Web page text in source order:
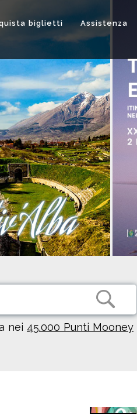
biglietti Assistenza
nei 45.000 Punti Mooney